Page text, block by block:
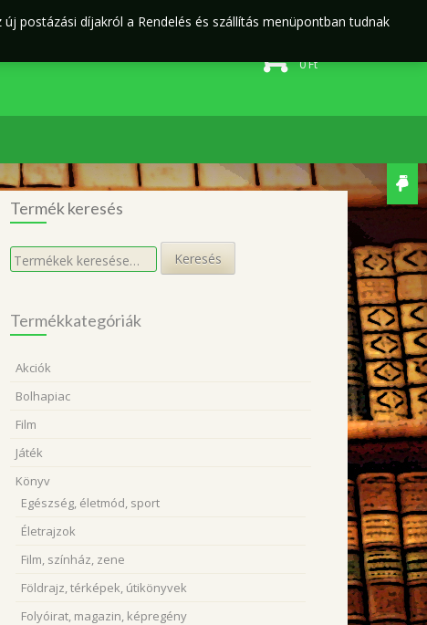
Rendelés és szállítás Adatvédelmi irányelvek
0Ft
Termék keresés
Keresés
a
Keresés
Termékkategóriák
Akciók
Bolhapiac
Film
Játék
Könyv
Egészség, életmód, sport
Életrajzok
Film, színház, zene
Földrajz, térképek, útikönyvek
Folyóirat, magazin, képregény
postázási díjakról a Rendelés és szállítás menüpontban tudnak